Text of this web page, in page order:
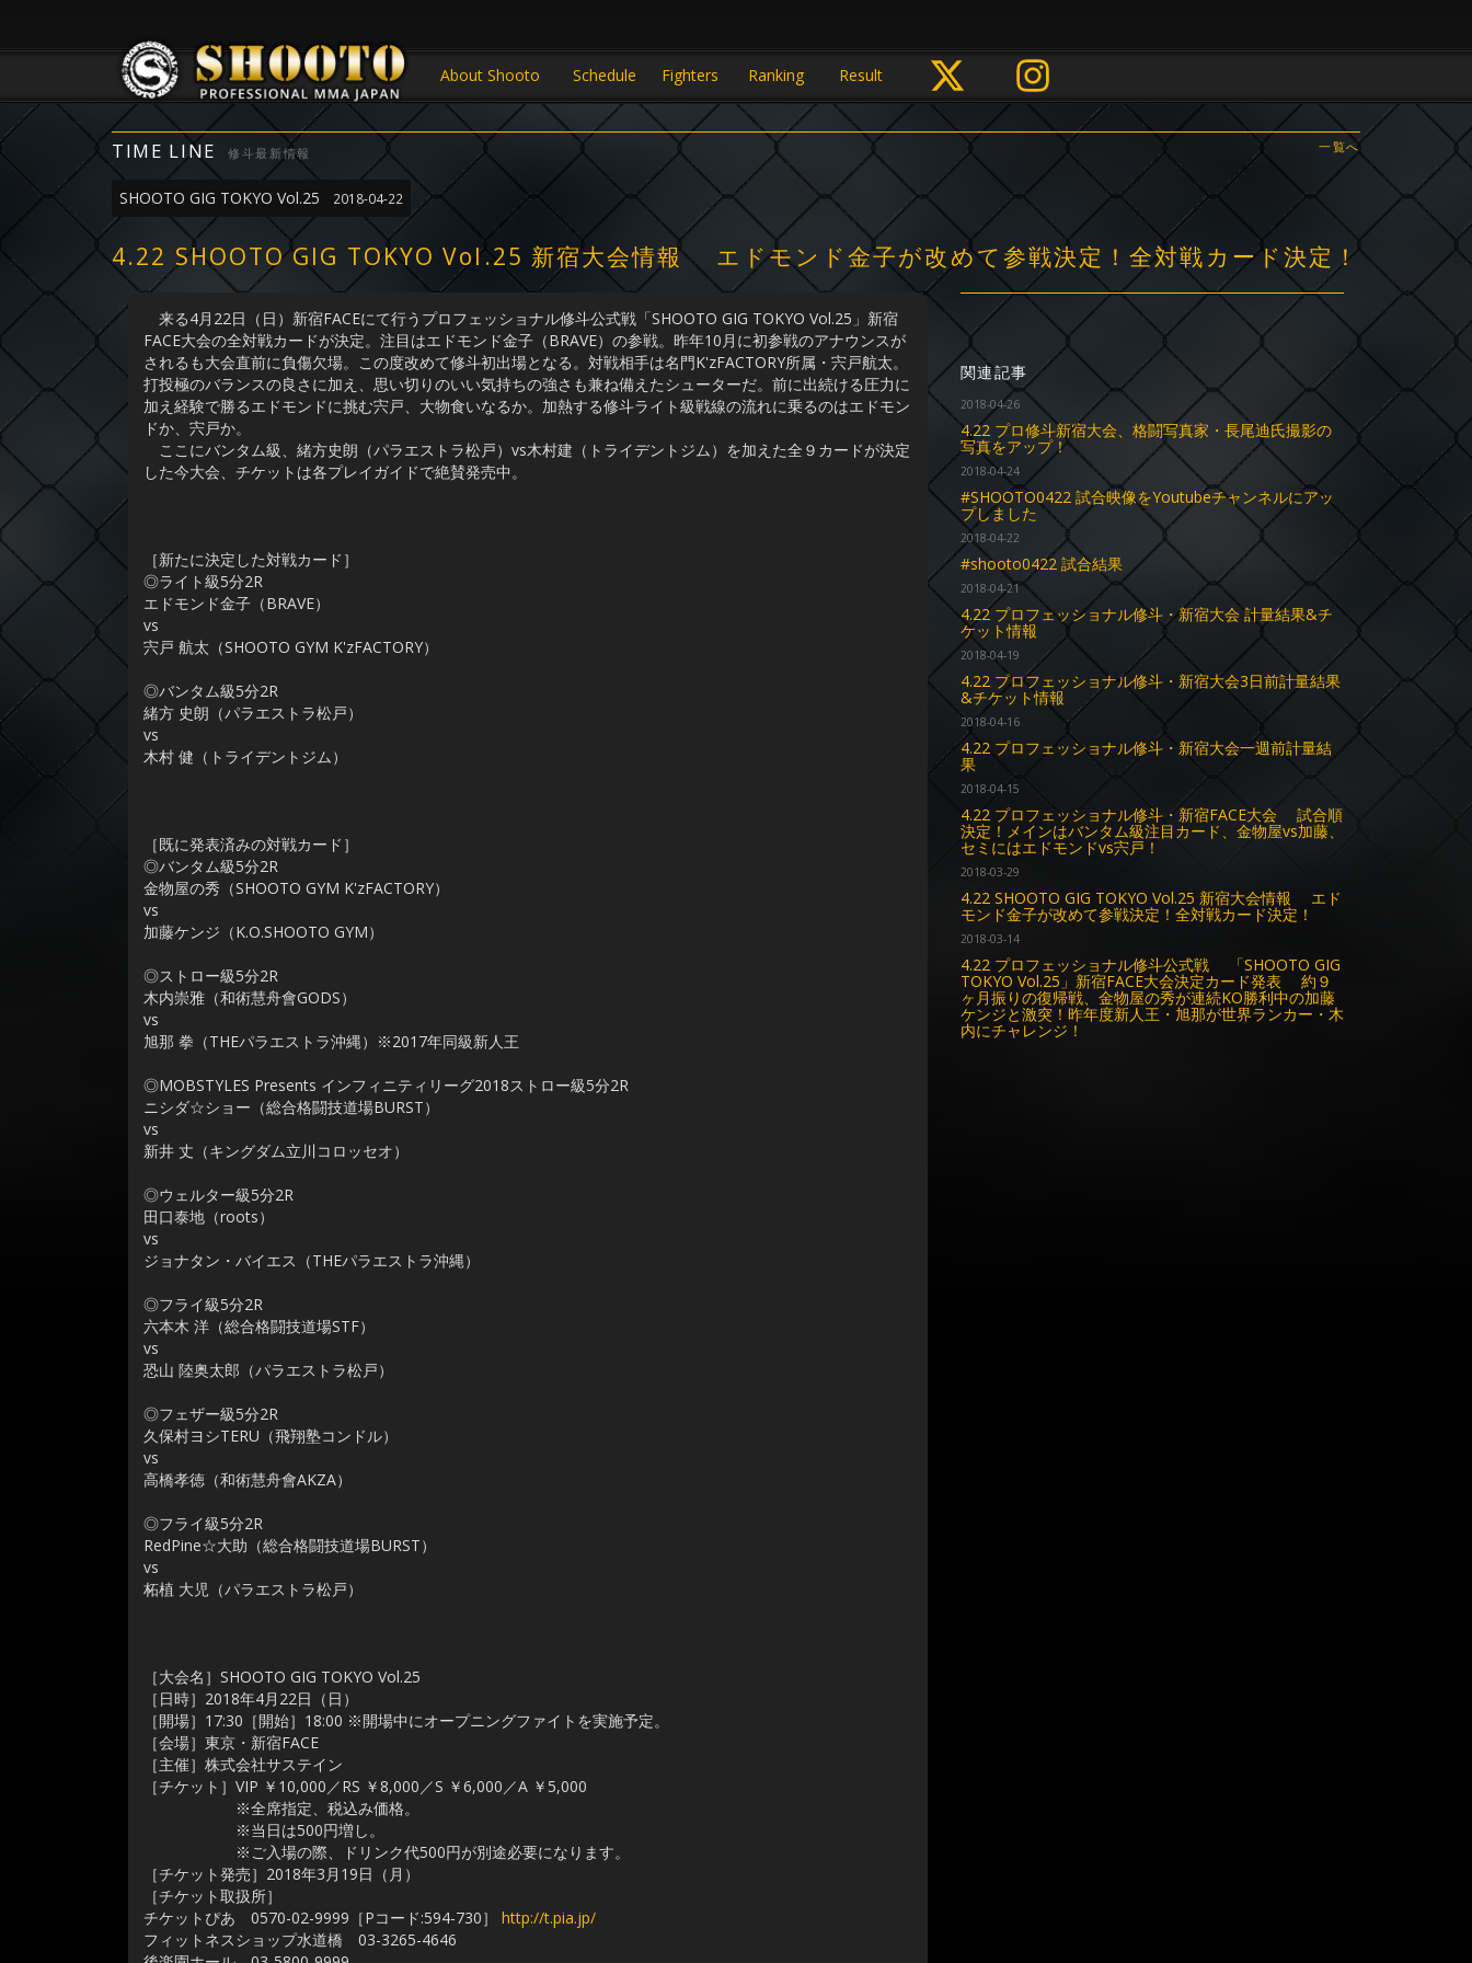
About Shooto Schedule Fighters Ranking Result
TIME LINE 修斗最新情報 一覧へ
SHOOTO GIG TOKYO Vol.25 2018-04-22
4.22 SHOOTO GIG TOKYO Vol.25 新宿大会情報 エドモンド金子が改めて参戦決定！全対戦カード決定！
来る4月22日（日）新宿FACEにて行うプロフェッショナル修斗公式戦「SHOOTO GIG TOKYO Vol.25」新宿
FACE大会の全対戦カードが決定。注目はエドモンド金子（BRAVE）の参戦。昨年10月に初参戦のアナウンスが
されるも大会直前に負傷欠場。この度改めて修斗初出場となる。対戦相手は名門K'zFACTORY所属・宍戸航太。
打投極のバランスの良さに加え、思い切りのいい気持ちの強さも兼ね備えたシューターだ。前に出続ける圧力に
加え経験で勝るエドモンドに挑む宍戸、大物食いなるか。加熱する修斗ライト級戦線の流れに乗るのはエドモン
ドか、宍戸か。
ここにバンタム級、緒方史朗（パラエストラ松戸）vs木村建（トライデントジム）を加えた全９カードが決定
した今大会、チケットは各プレイガイドで絶賛発売中。
［新たに決定した対戦カード］
◎ライト級5分2R
エドモンド金子（BRAVE）
vs
宍戸 航太（SHOOTO GYM K'zFACTORY）
◎バンタム級5分2R
緒方 史朗（パラエストラ松戸）
vs
木村 健（トライデントジム）
［既に発表済みの対戦カード］
◎バンタム級5分2R
金物屋の秀（SHOOTO GYM K'zFACTORY）
vs
加藤ケンジ（K.O.SHOOTO GYM）
◎ストロー級5分2R
木内崇雅（和術慧舟會GODS）
vs
旭那 拳（THEパラエストラ沖縄）※2017年同級新人王
◎MOBSTYLES Presents インフィニティリーグ2018ストロー級5分2R
ニシダ☆ショー（総合格闘技道場BURST）
vs
新井 丈（キングダム立川コロッセオ）
◎ウェルター級5分2R
田口泰地（roots）
vs
ジョナタン・バイエス（THEパラエストラ沖縄）
◎フライ級5分2R
六本木 洋（総合格闘技道場STF）
vs
恐山 陸奥太郎（パラエストラ松戸）
◎フェザー級5分2R
久保村ヨシTERU（飛翔塾コンドル）
vs
高橋孝徳（和術慧舟會AKZA）
◎フライ級5分2R
RedPine☆大助（総合格闘技道場BURST）
vs
柘植 大児（パラエストラ松戸）
［大会名］SHOOTO GIG TOKYO Vol.25
［日時］2018年4月22日（日）
［開場］17:30［開始］18:00 ※開場中にオープニングファイトを実施予定。
［会場］東京・新宿FACE
［主催］株式会社サステイン
［チケット］VIP ￥10,000／RS ￥8,000／S ￥6,000／A ￥5,000
※全席指定、税込み価格。
※当日は500円増し。
※ご入場の際、ドリンク代500円が別途必要になります。
［チケット発売］2018年3月19日（月）
［チケット取扱所］
チケットぴあ 0570-02-9999［Pコード:594-730］ http://t.pia.jp/
フィットネスショップ水道橋 03-3265-4646
関連記事
2018-04-26
4.22 プロ修斗新宿大会、格闘写真家・長尾迪氏撮影の
写真をアップ！
2018-04-24
#SHOOTO0422 試合映像をYoutubeチャンネルにアッ
プしました
2018-04-22
#shooto0422 試合結果
2018-04-21
4.22 プロフェッショナル修斗・新宿大会 計量結果&チ
ケット情報
2018-04-19
4.22 プロフェッショナル修斗・新宿大会3日前計量結果
&チケット情報
2018-04-16
4.22 プロフェッショナル修斗・新宿大会一週前計量結
果
2018-04-15
4.22 プロフェッショナル修斗・新宿FACE大会 試合順
決定！メインはバンタム級注目カード、金物屋vs加藤、
セミにはエドモンドvs宍戸！
2018-03-29
4.22 SHOOTO GIG TOKYO Vol.25 新宿大会情報 エド
モンド金子が改めて参戦決定！全対戦カード決定！
2018-03-14
4.22 プロフェッショナル修斗公式戦 「SHOOTO GIG
TOKYO Vol.25」新宿FACE大会決定カード発表 約９
ヶ月振りの復帰戦、金物屋の秀が連続KO勝利中の加藤
ケンジと激突！昨年度新人王・旭那が世界ランカー・木
内にチャレンジ！